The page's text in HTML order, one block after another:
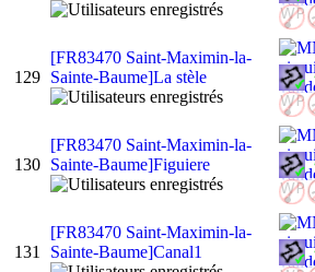
129
[FR83470 Saint-Maximin-la-
Sainte-Baume]La stèle
130
[FR83470 Saint-Maximin-la-
Sainte-Baume]Figuiere
131
[FR83470 Saint-Maximin-la-
Sainte-Baume]Canal1